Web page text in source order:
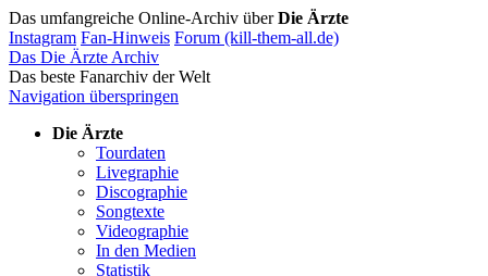
Das umfangreiche Online-Archiv überDie Ärzte
Instagram Fan-Hinweis Forum (kill-them-all.de)
Das Die Ärzte Archiv
Das beste Fanarchiv der Welt
Navigation überspringen
Die Ärzte
Tourdaten
Livegraphie
Discographie
Songtexte
Videographie
In den Medien
Statistik